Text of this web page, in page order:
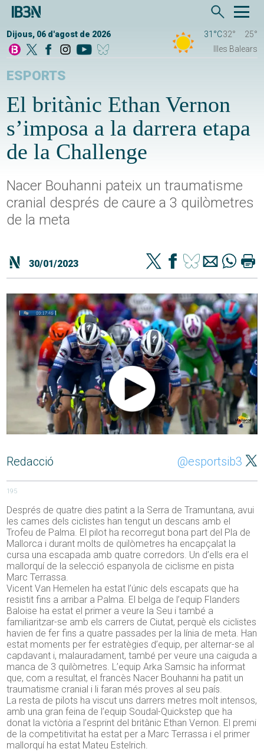
Dijous, 06 d'agost de 2026 31°C32°
25°
Illes Balears
ESPORTS
El britànic Ethan Vernon
s’imposa a la darrera etapa
de la Challenge
Nacer Bouhanni pateix un traumatisme
cranial després de caure a 3 quilòmetres
de la meta
30/01/2023
Redacció @esportsib3
195
Després de quatre dies patint a la Serra de Tramuntana, avui
les cames dels ciclistes han tengut un descans amb el
Trofeu de Palma. El pilot ha recorregut bona part del Pla de
Mallorca i durant molts de quilòmetres ha encapçalat la
cursa una escapada amb quatre corredors. Un d’ells era el
mallorquí de la selecció espanyola de ciclisme en pista
Marc Terrassa.
Vicent Van Hemelen ha estat l’únic dels escapats que ha
resistit fins a arribar a Palma. El belga de l’equip Flanders
Baloise ha estat el primer a veure la Seu i també a
familiaritzar-se amb els carrers de Ciutat, perquè els ciclistes
havien de fer fins a quatre passades per la línia de meta. Han
estat moments per fer estratègies d’equip, per alternar-se al
capdavant i, malauradament, també per veure una caiguda a
manca de 3 quilòmetres. L’equip Arka Samsic ha informat
que, com a resultat, el francès Nacer Bouhanni ha patit un
traumatisme cranial i li faran més proves al seu país.
La resta de pilots ha viscut uns darrers metres molt intensos,
amb una gran feina de l’equip Soudal-Quickstep que ha
donat la victòria a l’esprint del britànic Ethan Vernon. El premi
de la competitivitat ha estat per a Marc Terrassa i el primer
mallorquí ha estat Mateu Estelrich.